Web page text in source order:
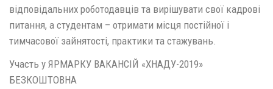
відповідальних роботодавців та вирішувати свої кадрові
питання, а студентам – отримати місця постійної і
тимчасової зайнятості, практики та стажувань.
Участь у ЯРМАРКУ ВАКАНСІЙ «ХНАДУ-2019»
БЕЗКОШТОВНА